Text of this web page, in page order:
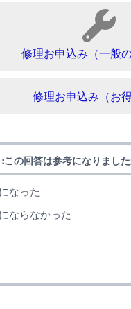
修理お申込み（一般の
修理お申込み（お得
この回答は参考になりました
なった
ならなかった